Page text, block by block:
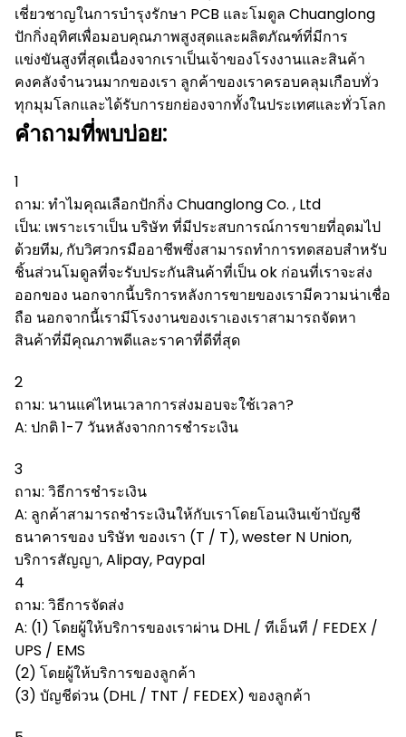
เชี่ยวชาญในการบำรุงรักษา PCB และโมดูล Chuanglong
ปักกิ่งอุทิศเพื่อมอบคุณภาพสูงสุดและผลิตภัณฑ์ที่มีการ
แข่งขันสูงที่สุดเนื่องจากเราเป็นเจ้าของโรงงานและสินค้า
คงคลังจำนวนมากของเรา ลูกค้าของเราครอบคลุมเกือบทั่ว
ทุกมุมโลกและได้รับการยกย่องจากทั้งในประเทศและทั่วโลก
คำถามที่พบบ่อย:
1
ถาม: ทำไมคุณเลือกปักกิ่ง Chuanglong Co. , Ltd
เป็น: เพราะเราเป็น บริษัท ที่มีประสบการณ์การขายที่อุดมไป
ด้วยทีม, กับวิศวกรมืออาชีพซึ่งสามารถทำการทดสอบสำหรับ
ชิ้นส่วนโมดูลที่จะรับประกันสินค้าที่เป็น ok ก่อนที่เราจะส่ง
ออกของ นอกจากนี้บริการหลังการขายของเรามีความน่าเชื่อ
ถือ นอกจากนี้เรามีโรงงานของเราเองเราสามารถจัดหา
สินค้าที่มีคุณภาพดีและราคาที่ดีที่สุด
2
ถาม: นานแค่ไหนเวลาการส่งมอบจะใช้เวลา?
A: ปกติ 1-7 วันหลังจากการชำระเงิน
3
ถาม: วิธีการชำระเงิน
A: ลูกค้าสามารถชำระเงินให้กับเราโดยโอนเงินเข้าบัญชี
ธนาคารของ บริษัท ของเรา (T / T), wester N Union,
บริการสัญญา, Alipay, Paypal
4
ถาม: วิธีการจัดส่ง
A: (1) โดยผู้ให้บริการของเราผ่าน DHL / ทีเอ็นที / FEDEX /
UPS / EMS
(2) โดยผู้ให้บริการของลูกค้า
(3) บัญชีด่วน (DHL / TNT / FEDEX) ของลูกค้า